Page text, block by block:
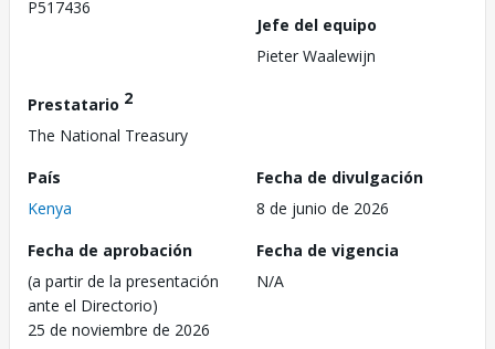
P517436
Jefe del equipo
Pieter Waalewijn
Prestatario 2
The National Treasury
País
Kenya
Fecha de divulgación
8 de junio de 2026
Fecha de aprobación
(a partir de la presentación
ante el Directorio)
25 de noviembre de 2026
Fecha de vigencia
N/A